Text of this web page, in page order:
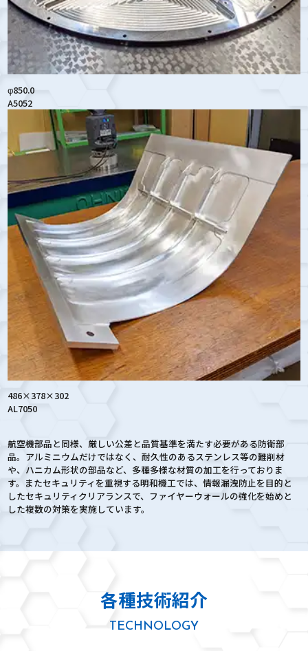
φ850.0
A5052
486×378×302
AL7050
航空機部品と同様、厳しい公差と品質基準を満たす必要がある防衛部
品。アルミニウムだけではなく、耐久性のあるステンレス等の難削材
や、ハニカム形状の部品など、多種多様な材質の加工を行っておりま
す。またセキュリティを重視する明和機工では、情報漏洩防止を目的と
したセキュリティクリアランスで、ファイヤーウォールの強化を始めと
した複数の対策を実施しています。
各種技術紹介
TECHNOLOGY